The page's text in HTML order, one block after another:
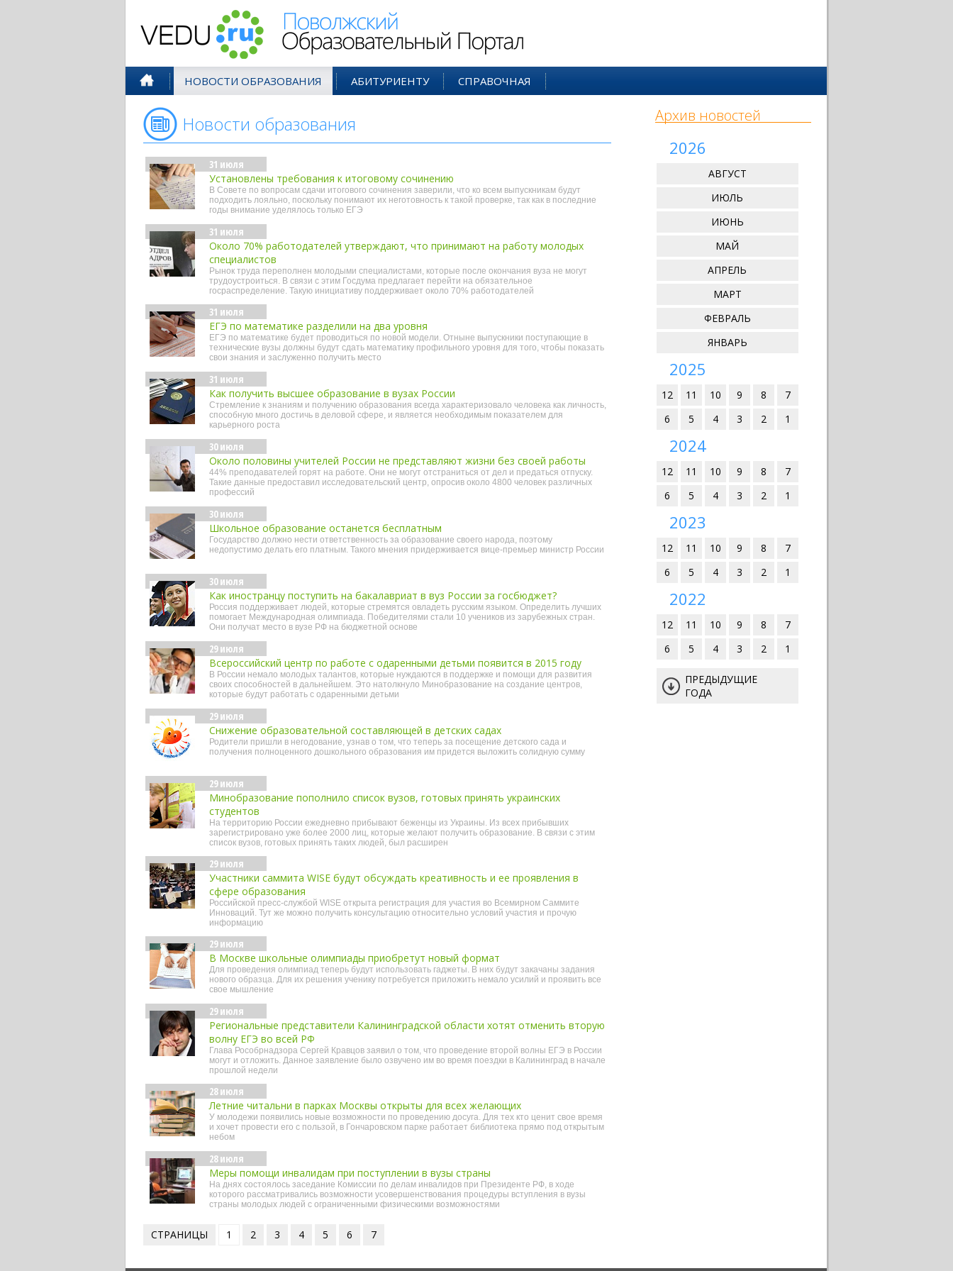
НОВОСТИ ОБРАЗОВАНИЯ АБИТУРИЕНТУ СПРАВОЧНАЯ
Новости образования
31 июля
Установлены требования к итоговому сочинению
В Совете по вопросам сдачи итогового сочинения заверили, что ко всем выпускникам будут
подходить лояльно, поскольку понимают их неготовность к такой проверке, так как в последние
годы внимание уделялось только ЕГЭ
31 июля
Около 70% работодателей утверждают, что принимают на работу молодых
специалистов
Рынок труда переполнен молодыми специалистами, которые после окончания вуза не могут
трудоустроиться. В связи с этим Госдума предлагает перейти на обязательное
госраспределение. Такую инициативу поддерживает около 70% работодателей
31 июля
ЕГЭ по математике разделили на два уровня
ЕГЭ по математике будет проводиться по новой модели. Отныне выпускники поступающие в
технические вузы должны будут сдать математику профильного уровня для того, чтобы показать
свои знания и заслуженно получить место
31 июля
Как получить высшее образование в вузах России
Стремление к знаниям и получению образования всегда характеризовало человека как личность,
способную много достичь в деловой сфере, и является необходимым показателем для
карьерного роста
30 июля
Около половины учителей России не представляют жизни без своей работы
44% преподавателей горят на работе. Они не могут отстраниться от дел и предаться отпуску.
Такие данные предоставил исследовательский центр, опросив около 4800 человек различных
профессий
30 июля
Школьное образование останется бесплатным
Государство должно нести ответственность за образование своего народа, поэтому
недопустимо делать его платным. Такого мнения придерживается вице-премьер министр России
30 июля
Как иностранцу поступить на бакалавриат в вуз России за госбюджет?
Россия поддерживает людей, которые стремятся овладеть русским языком. Определить лучших
помогает Международная олимпиада. Победителями стали 10 учеников из зарубежных стран.
Они получат место в вузе РФ на бюджетной основе
29 июля
Всероссийский центр по работе с одаренными детьми появится в 2015 году
В России немало молодых талантов, которые нуждаются в поддержке и помощи для развития
своих способностей в дальнейшем. Это натолкнуло Минобразование на создание центров,
которые будут работать с одаренными детьми
29 июля
Снижение образовательной составляющей в детских садах
Родители пришли в негодование, узнав о том, что теперь за посещение детского сада и
получения полноценного дошкольного образования им придется выложить солидную сумму
29 июля
Минобразование пополнило список вузов, готовых принять украинских
студентов
На территорию России ежедневно прибывают беженцы из Украины. Из всех прибывших
зарегистрировано уже более 2000 лиц, которые желают получить образование. В связи с этим
список вузов, готовых принять таких людей, был расширен
29 июля
Участники саммита WISE будут обсуждать креативность и ее проявления в
сфере образования
Российской пресс-службой WISE открыта регистрация для участия во Всемирном Саммите
Инноваций. Тут же можно получить консультацию относительно условий участия и прочую
информацию
29 июля
В Москве школьные олимпиады приобретут новый формат
Для проведения олимпиад теперь будут использовать гаджеты. В них будут закачаны задания
нового образца. Для их решения ученику потребуется приложить немало усилий и проявить все
свое мышление
29 июля
Региональные представители Калининградской области хотят отменить вторую
волну ЕГЭ во всей РФ
Глава Рособрнадзора Сергей Кравцов заявил о том, что проведение второй волны ЕГЭ в России
могут и отложить. Данное заявление было озвучено им во время поездки в Калининград в начале
прошлой недели
28 июля
Летние читальни в парках Москвы открыты для всех желающих
У молодежи появились новые возможности по проведению досуга. Для тех кто ценит свое время
и хочет провести его с пользой, в Гончаровском парке работает библиотека прямо под открытым
небом
28 июля
Меры помощи инвалидам при поступлении в вузы страны
На днях состоялось заседание Комиссии по делам инвалидов при Президенте РФ, в ходе
которого рассматривались возможности усовершенствования процедуры вступления в вузы
страны молодых людей с ограниченными физическими возможностями
СТРАНИЦЫ 1 2 3 4 5 6 7
Архив новостей
2026
АВГУСТ
ИЮЛЬ
ИЮНЬ
МАЙ
АПРЕЛЬ
МАРТ
ФЕВРАЛЬ
ЯНВАРЬ
2025
12 11 10 9 8
7
6
5 4 3 2 1
2024
12 11 10 9 8
7
6
5 4 3 2 1
2023
12 11 10 9 8
7
6
5 4 3 2 1
2022
12 11 10 9 8
7
6
5 4 3 2 1
ПРЕДЫДУЩИЕ
ГОДА